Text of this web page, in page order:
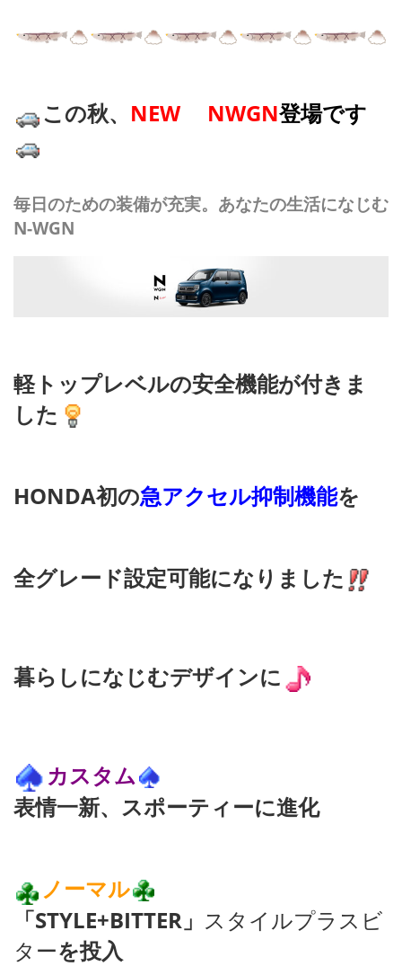
この秋、 NEW NWGN登場です
毎日のための装備が充実。あなたの生活になじむ
N-WGN
軽トップレベルの安全機能が付きま
した
HONDA初の急アクセル抑制機能を
全グレード設定可能になりました
暮らしになじむデザインに
カスタム
表情一新、スポーティーに進化
ノーマル
「STYLE+BITTER」 スタイルプラスビ
ターを投入